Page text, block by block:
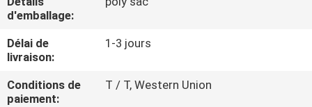
CONTRÔLE
DE
QUALITÉ
d'emballage:
Délai de
livraison:
1-3 jours
Conditions de
paiement:
T / T, Western Union